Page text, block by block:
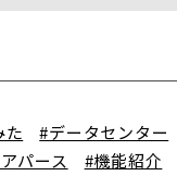
た #データセンター
パース #機能紹介